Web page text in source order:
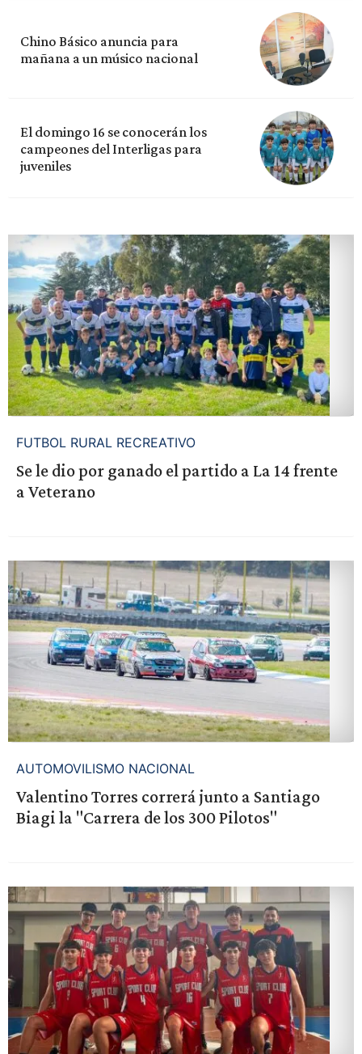
Chino Básico anuncia para
mañana a un músico nacional
El domingo 16 se conocerán los
campeones del Interligas para
juveniles
FUTBOL RURAL RECREATIVO
Se le dio por ganado el partido a La 14 frente
a Veterano
AUTOMOVILISMO NACIONAL
Valentino Torres correrá junto a Santiago
Biagi la "Carrera de los 300 Pilotos"